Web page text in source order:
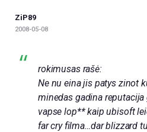
ZiP89
2008-05-08
rokimusas rašė:
Ne nu eina jis patys zinot
minedas gadina
vapse lop** kaip ubisoft
far cry filma…dar blizzard